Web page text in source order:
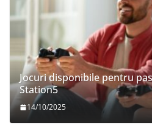
Jocuri disponibile pentru
Station5
14/10/2025